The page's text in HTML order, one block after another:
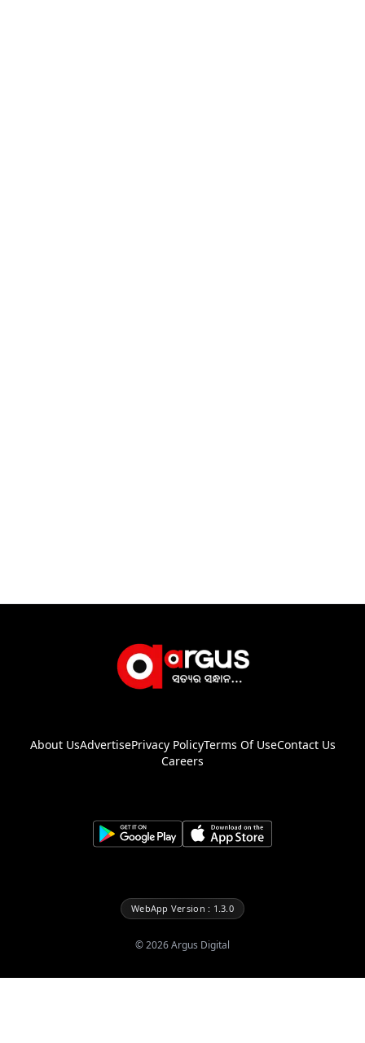
About UsAdvertisePrivacy PolicyTerms Of UseContact Us
Careers
WebApp Version : 1.3.0
©2026Argus Digital